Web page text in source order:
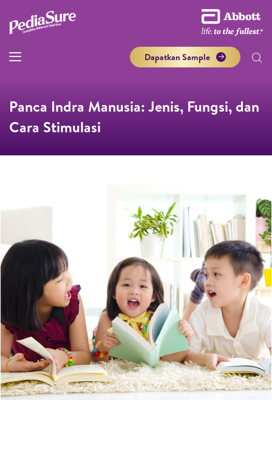
Dapatkan Sample
Panca Indra Manusia: Jenis, Fungsi, dan
Cara Stimulasi